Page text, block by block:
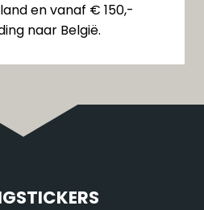
en vanaf € 150,-
naar België.